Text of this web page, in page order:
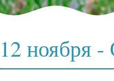
12 ноября